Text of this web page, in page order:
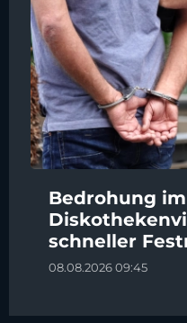
Bedrohung
schneller
08.08.2026 09:45